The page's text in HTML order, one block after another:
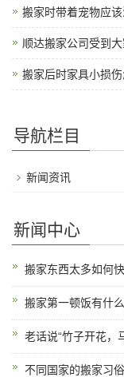
搬家时带着宠物应
顺达搬家公司受到
搬家后时家具小损
导航栏目
新闻资讯
新闻中心
搬家东西太多如何
搬家第一顿饭有什
老话说“竹子开花，
不同国家的搬家习